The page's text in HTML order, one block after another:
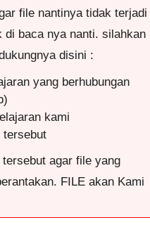
file nantinya tidak terjadi
di baca nya nanti. silahkan
disini :
yang berhubungan
kami
tersebut
agar file yang
FILE akan Kami